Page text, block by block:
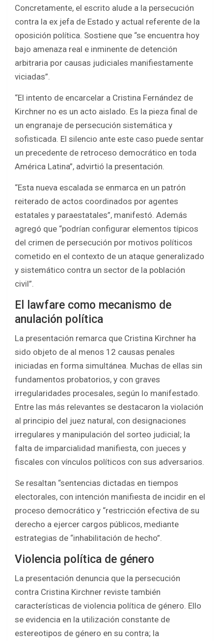
Concretamente, el escrito alude a la persecución
contra la ex jefa de Estado y actual referente de la
oposición política. Sostiene que “se encuentra hoy
bajo amenaza real e inminente de detención
arbitraria por causas judiciales manifiestamente
viciadas”.
“El intento de encarcelar a Cristina Fernández de
Kirchner no es un acto aislado. Es la pieza final de
un engranaje de persecución sistemática y
sofisticada. El silencio ante este caso puede sentar
un precedente de retroceso democrático en toda
América Latina”, advirtió la presentación.
“Esta nueva escalada se enmarca en un patrón
reiterado de actos coordinados por agentes
estatales y paraestatales”, manifestó. Además
agregó que “podrían configurar elementos típicos
del crimen de persecución por motivos políticos
cometido en el contexto de un ataque generalizado
y sistemático contra un sector de la población
civil”.
El lawfare como mecanismo de
anulación política
La presentación remarca que Cristina Kirchner ha
sido objeto de al menos 12 causas penales
iniciadas en forma simultánea. Muchas de ellas sin
fundamentos probatorios, y con graves
irregularidades procesales, según lo manifestado.
Entre las más relevantes se destacaron la violación
al principio del juez natural, con designaciones
irregulares y manipulación del sorteo judicial; la
falta de imparcialidad manifiesta, con jueces y
fiscales con vínculos políticos con sus adversarios.
Se resaltan “sentencias dictadas en tiempos
electorales, con intención manifiesta de incidir en el
proceso democrático y “restricción efectiva de su
derecho a ejercer cargos públicos, mediante
estrategias de “inhabilitación de hecho”.
Violencia política de género
La presentación denuncia que la persecución
contra Cristina Kirchner reviste también
características de violencia política de género. Ello
se evidencia en la utilización constante de
estereotipos de género en su contra; la